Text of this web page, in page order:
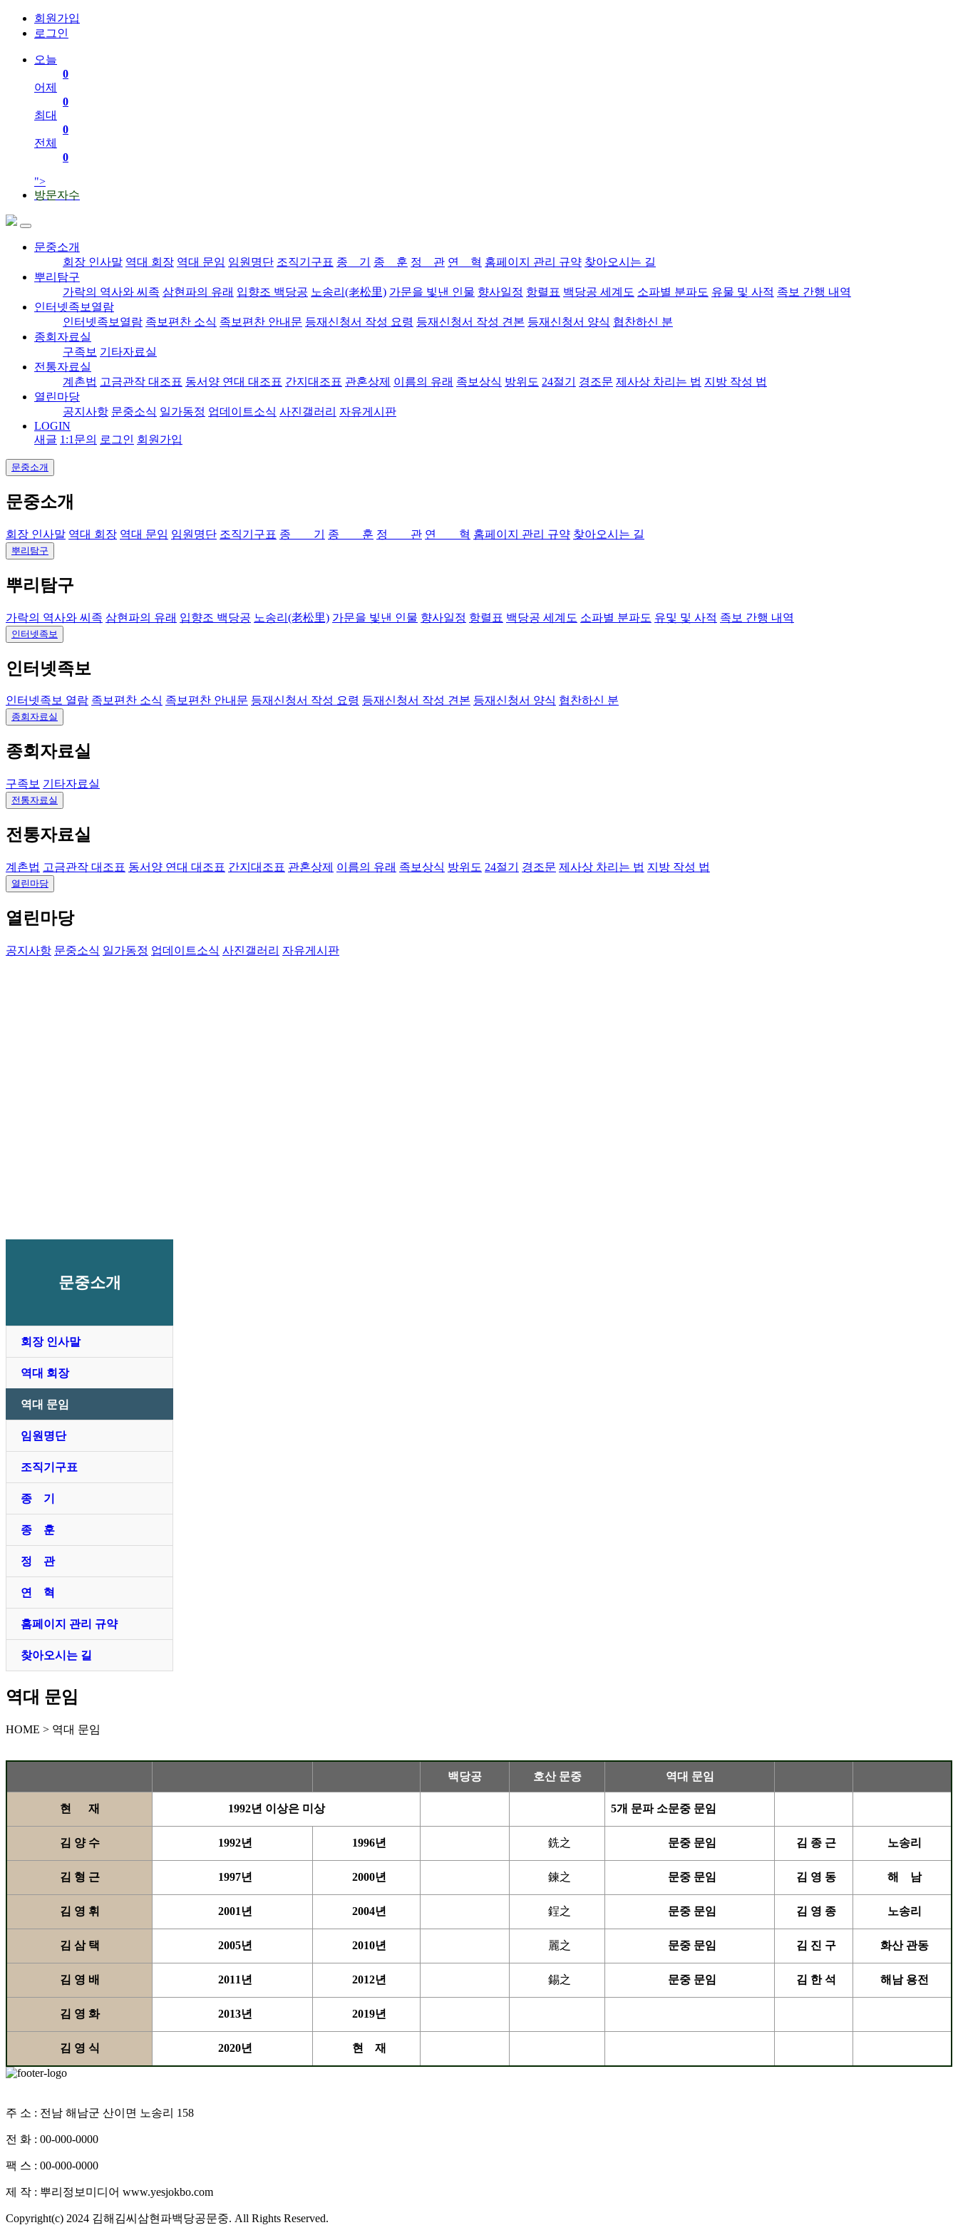
회원가입
로그인
오늘
0
어제
0
최대
0
전체
0
">
방문자수
문중소개
회장 인사말 역대 회장 역대 문임 임원명단 조직기구표 종 기 종 훈 정 관 연 혁 홈페이지 관리 규약 찾아오시는 길
뿌리탐구
가락의 역사와 씨족 삼현파의 유래 입향조 백당공 노송리(老松里) 가문을 빛낸 인물 향사일정 항렬표 백당공 세계도 소파별 분파도 유물 및 사적 족보 간행 내역
인터넷족보열람
인터넷족보열람 족보편찬 소식 족보편찬 안내문 등재신청서 작성 요령 등재신청서 작성 견본 등재신청서 양식 협찬하신 분
종회자료실
구족보 기타자료실
전통자료실
계촌법 고금관작 대조표 동서양 연대 대조표 간지대조표 관혼상제 이름의 유래 족보상식 방위도 24절기 경조문 제사상 차리는 법 지방 작성 법
열린마당
공지사항 문중소식 일가동정 업데이트소식 사진갤러리 자유게시판
LOGIN
새글 1:1문의 로그인 회원가입
문중소개
문중소개
회장 인사말 역대 회장 역대 문임 임원명단 조직기구표 종 기 종 훈 정 관 연 혁 홈페이지 관리 규약 찾아오시는 길
뿌리탐구
뿌리탐구
가락의 역사와 씨족 삼현파의 유래 입향조 백당공 노송리(老松里) 가문을 빛낸 인물 향사일정 항렬표 백당공 세계도 소파별 분파도 유및 및 사적 족보 간행 내역
인터넷족보
인터넷족보
인터넷족보 열람 족보편찬 소식 족보편찬 안내문 등재신청서 작성 요령 등재신청서 작성 견본 등재신청서 양식 협찬하신 분
종회자료실
종회자료실
구족보 기타자료실
전통자료실
전통자료실
계촌법 고금관작 대조표 동서양 연대 대조표 간지대조표 관혼상제 이름의 유래 족보상식 방위도 24절기 경조문 제사상 차리는 법 지방 작성 법
열린마당
열린마당
공지사항 문중소식 일가동정 업데이트소식 사진갤러리 자유게시판
문중소개
회장 인사말
역대 회장
역대 문임
임원명단
조직기구표
종 기
종 훈
정 관
연 혁
홈페이지 관리 규약
찾아오시는 길
역대 문임
HOME > 역대 문임
백당공 호산 문중 역대 문임
현 재 1992년 이상은 미상 5개 문파 소문중 문임
김 양 수 1992년 1996년 銑之 문중 문임 김 종 근 노송리
김 형 근 1997년 2000년 鍊之 문중 문임 김 영 동 해 남
김 영 휘 2001년 2004년 鋥之 문중 문임 김 영 종 노송리
김 삼 택 2005년 2010년 麗之 문중 문임 김 진 구 화산 관동
김 영 배 2011년 2012년 錫之 문중 문임 김 한 석 해남 용전
김 영 화 2013년 2019년
김 영 식 2020년 현 재
주 소 : 전남 해남군 산이면 노송리 158
전 화 : 00-000-0000
팩 스 : 00-000-0000
제 작 : 뿌리정보미디어 www.yesjokbo.com
Copyright(c) 2024 김해김씨삼현파백당공문중. All Rights Reserved.